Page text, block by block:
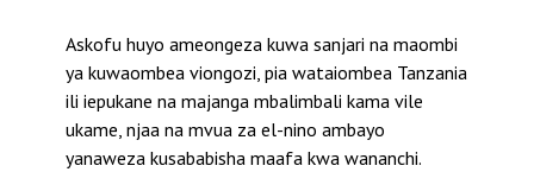
Askofu huyo ameongeza kuwa sanjari na maombi
ya kuwaombea viongozi, pia wataiombea Tanzania
ili iepukane na majanga mbalimbali kama vile
ukame, njaa na mvua za el-nino ambayo
yanaweza kusababisha maafa kwa wananchi.